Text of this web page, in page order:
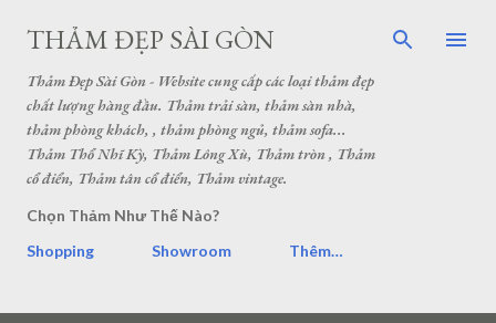
THẢM ĐẸP SÀI GÒN
Thảm Đẹp Sài Gòn - Website cung cấp các loại thảm đẹp
chất lượng hàng đầu. Thảm trải sàn, thảm sàn nhà,
thảm phòng khách, , thảm phòng ngủ, thảm sofa...
Thảm Thổ Nhĩ Kỳ, Thảm Lông Xù, Thảm tròn , Thảm
cổ điển, Thảm tân cổ điển, Thảm vintage.
Chọn Thảm Như Thế Nào?
Shopping
Showroom Thêm…